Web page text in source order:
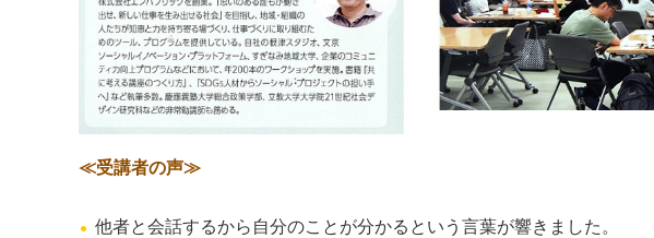
≪受講者の声≫
他者と会話するから自分のことが分かるという言葉が響きました。